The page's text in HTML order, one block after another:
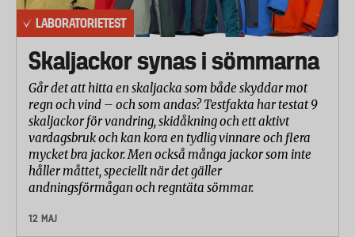
Energibehovet mättes i kilowattimmar och
vattenbehovet i liter.
Bullernivå
Laboratoriet mätte hur mycket oljud
diskmaskinerna ger ifrån sig när de diskar. Detta
mättes i sones och inte i decibel. Sones relaterar
bättre till vad människan verkligen hör.
Mätningarna gjordes i en autentisk köksmiljö.
Användarvänlighet
En panel av laboratoriepersonal undersökte olika
LABORATORIETEST
Skaljackor synas i sömmarna
Går det att hitta en skaljacka som både skyddar mot
regn och vind – och som andas? Testfakta har testat 9
skaljackor för vandring, skidåkning och ett aktivt
vardagsbruk och kan kora en tydlig vinnare och flera
mycket bra jackor. Men också många jackor som inte
håller måttet, speciellt när det gäller
andningsförmågan och regntäta sömmar.
12 MAJ